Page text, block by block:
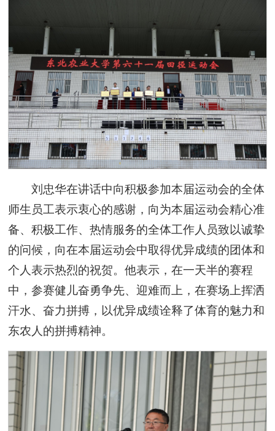
刘忠华在讲话中向积极参加本届运动会的全体
师生员工表示衷心的感谢，向为本届运动会精心准
备、积极工作、热情服务的全体工作人员致以诚挚
的问候，向在本届运动会中取得优异成绩的团体和
个人表示热烈的祝贺。他表示，在一天半的赛程
中，参赛健儿奋勇争先、迎难而上，在赛场上挥洒
汗水、奋力拼搏，以优异成绩诠释了体育的魅力和
东农人的拼搏精神。